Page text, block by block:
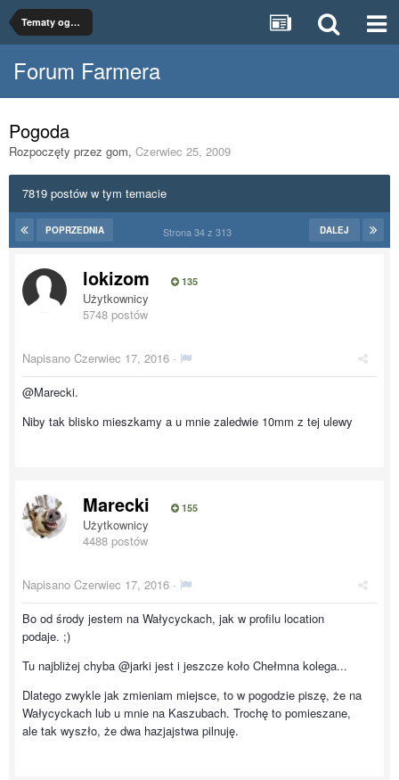
Tematy ogólne
Forum Farmera
Pogoda
Rozpoczęty przez gom, Czerwiec 25, 2009
7819 postów w tym temacie
POPRZEDNIA DALEJ
Strona 34 z 313
lokizom 135
Użytkownicy
5748 postów
Napisano Czerwiec 17, 2016 ·
@Marecki.
Niby tak blisko mieszkamy a u mnie zaledwie 10mm z tej ulewy
Marecki 155
Użytkownicy
4488 postów
Napisano Czerwiec 17, 2016 ·
Bo od środy jestem na Wałycyckach, jak w profilu location
podaje. ;)
Tu najbliżej chyba @jarki jest i jeszcze koło Chełmna kolega...
Dlatego zwykle jak zmieniam miejsce, to w pogodzie piszę, że na
Wałycyckach lub u mnie na Kaszubach. Trochę to pomieszane,
ale tak wyszło, że dwa hazjajstwa pilnuję.